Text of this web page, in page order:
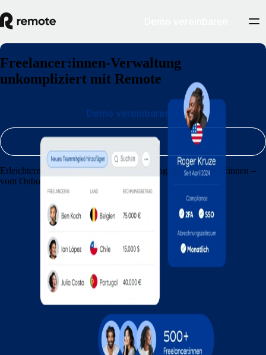
Freelancer:innen-Verwaltung
unkompliziert mit Remote
Erleichtern Sie Ihrer Agentur die Verwaltung von Freelancer:innen –
vom Onboarding bis zur Bezahlung.
Demo vereinbaren
Registrieren